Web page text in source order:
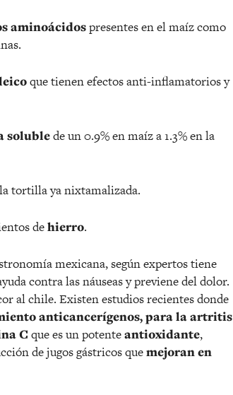
aminoácidospresentes en el maíz como
que tienen efectos anti-inflamatorios y
solublede un 0.9% en maíz a 1.3% en la
tortilla ya nixtamalizada.
dehierro.
mexicana, según expertos tiene
contra las náuseas y previene del dolor.
al chile. Existen estudios recientes donde
anticancerígenos, para la artritis
C que es un potenteantioxidante,
de jugos gástricos quemejoran en